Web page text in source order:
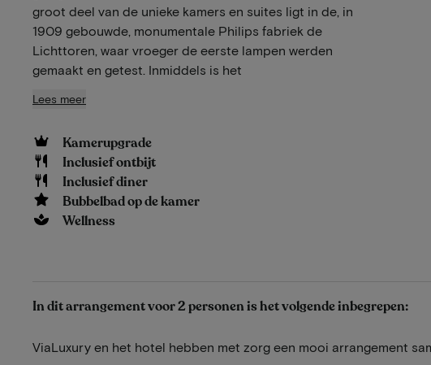
groot deel van de unieke kamers en suites ligt in de, in
1909 gebouwde, monumentale Philips fabriek de
Lichttoren, waar vroeger de eerste lampen werden
gemaakt en getest. Inmiddels is het
Lees meer
Kamerupgrade
Inclusief ontbijt
Inclusief diner
Bubbelbad op de kamer
Wellness
In dit arrangement voor 2 personen is het volgende inbegrepen:
ViaLuxury en het hotel hebben met zorg een mooi arrangement